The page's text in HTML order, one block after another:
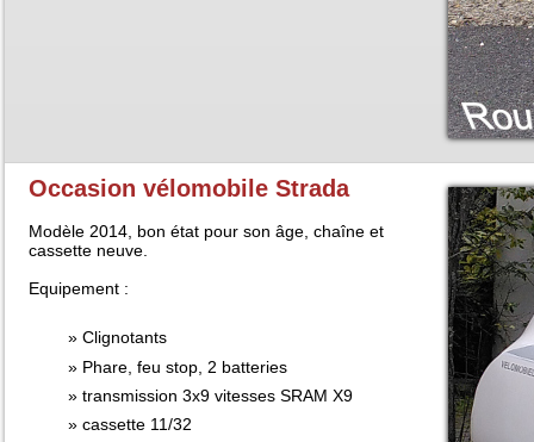
Occasion vélomobile Strada
Modèle 2014, bon état pour son âge, chaîne et
cassette neuve.
Equipement :
Clignotants
Phare, feu stop, 2 batteries
transmission 3x9 vitesses SRAM X9
cassette 11/32